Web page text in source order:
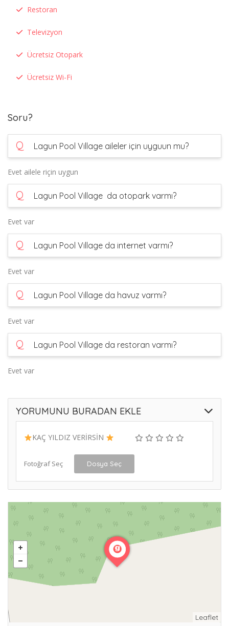
Restoran
Televizyon
Ücretsiz Otopark
Ücretsiz Wi-Fi
Soru?
Q Lagun Pool Village aileler için uyguun mu?
Evet ailele riçin uygun
Q Lagun Pool Village da otopark varmı?
Evet var
Q Lagun Pool Village da internet varmı?
Evet var
Q Lagun Pool Village da havuz varmı?
Evet var
Q Lagun Pool Village da restoran varmı?
Evet var
YORUMUNU BURADAN EKLE
KAÇ YILDIZ VERİRSİN
Fotoğraf Seç Dosya Seç
Leaflet